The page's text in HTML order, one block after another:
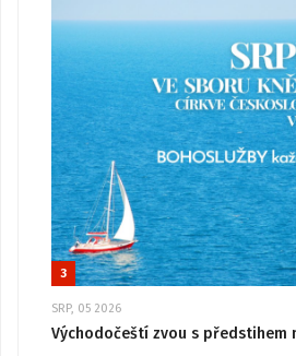
3
SRP, 05 2026
Východočeští zvou s předstihem